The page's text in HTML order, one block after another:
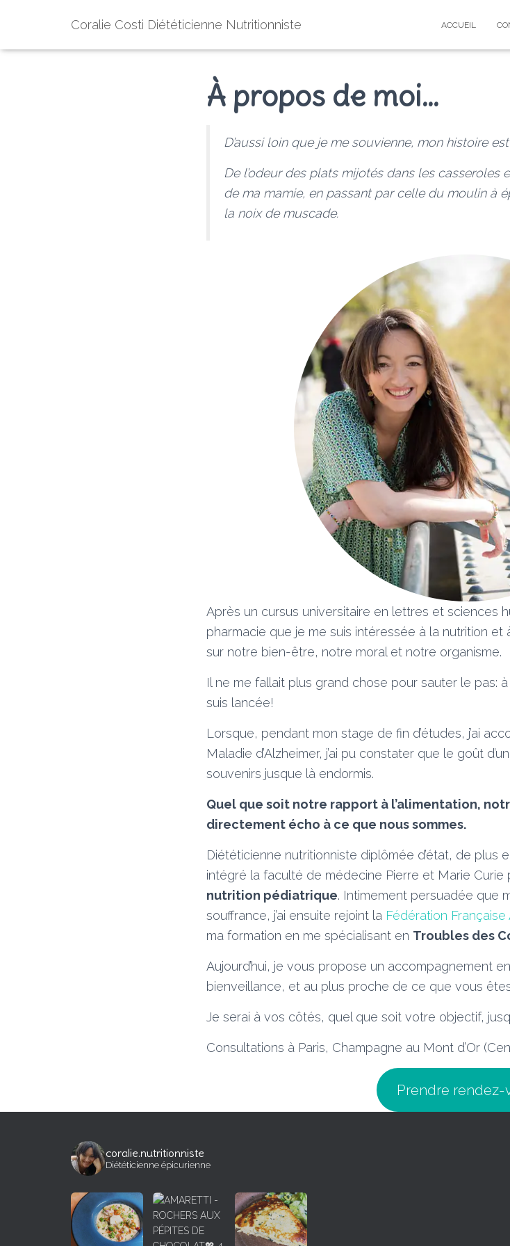
Coralie Costi Diététicienne Nutritionniste ACCUEIL
À propos de moi…
D’aussi loin que je me souvienne, mon histoire
De l’odeur des plats mijotés dans les
de ma mamie, en passant par celle du moulin à
la noix de muscade.
Après un cursus universitaire en lettres et sciences
pharmacie que je me suis intéressée à la nutrition
sur notre bien-être, notre moral et notre organisme.
Il ne me fallait plus grand chose pour sauter le pas:
suis lancée!
Lorsque, pendant mon stage de fin d’études, j’ai
Maladie d’Alzheimer, j’ai pu constater que le goût
souvenirs jusque là endormis.
Quel que soit notre rapport à l’alimentation,
directement écho à ce que nous sommes.
Diététicienne nutritionniste diplômée d’état, de plus
intégré la faculté de médecine Pierre et Marie Curie
nutrition pédiatrique. Intimement persuadée que
souffrance, j’ai ensuite rejoint la Fédération
ma formation en me spécialisant en Troubles des
Aujourd’hui, je vous propose un accompagnement
bienveillance, et au plus proche de ce que vous
Je serai à vos côtés, quel que soit votre objectif,
Consultations à Paris, Champagne au Mont d’Or
Prendre rendez-
coralie.nutritionniste
Diététicienne épicurienne